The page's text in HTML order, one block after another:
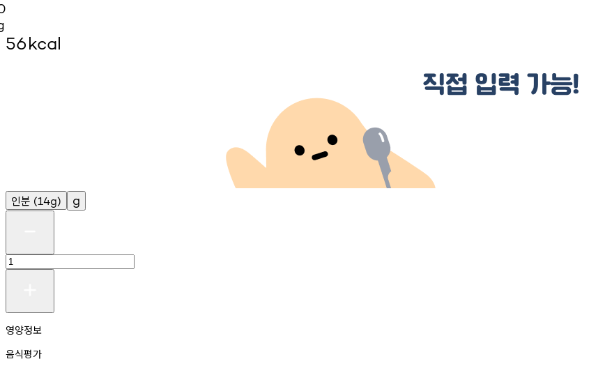
56kcal
인분 (14g) g
영양정보
음식평가